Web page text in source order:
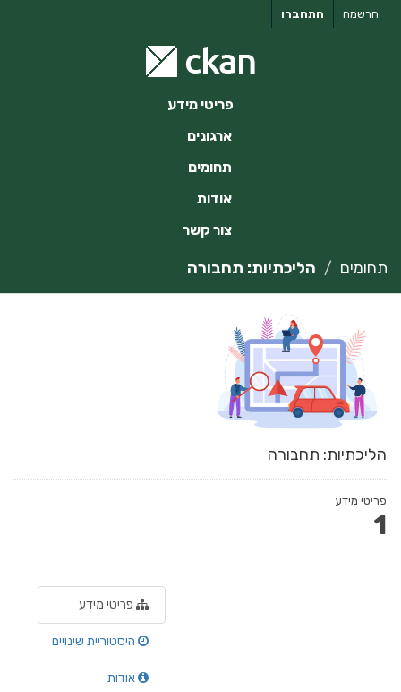
התחברו הרשמה
פריטי מידע
ארגונים
תחומים
אודות
צור קשר
תחומים הליכתיות: תחבורה
הליכתיות: תחבורה
פריטי מידע
1
פריטי מידע
היסטוריית שינויים
אודות